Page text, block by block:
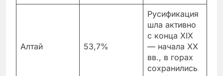
Алтай 53,7%
Русификация
шла активно
с конца XIX
— начала XX
вв., в горах
сохранились